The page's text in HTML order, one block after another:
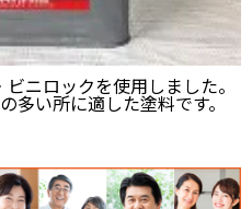
ニロックを使用しました。
多い所に適した塗料です。